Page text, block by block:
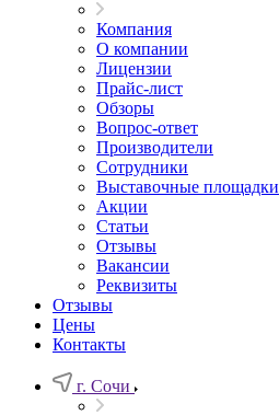
Компания
О компании
Лицензии
Прайс-лист
Обзоры
Вопрос-ответ
Производители
Сотрудники
Выставочные площадки
Акции
Статьи
Отзывы
Вакансии
Реквизиты
Отзывы
Цены
Контакты
г. Сочи